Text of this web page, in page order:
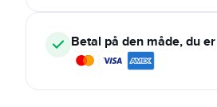
Betal på den måde, du